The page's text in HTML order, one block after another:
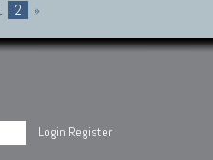
2 »
Login Register